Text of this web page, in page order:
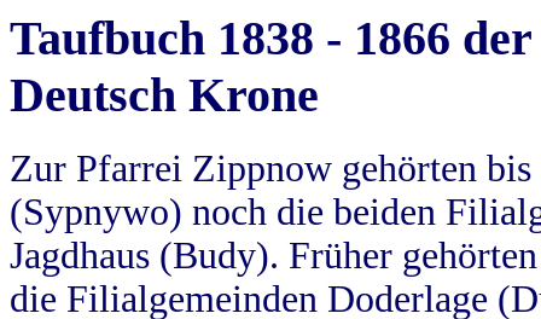
Taufbuch 1838 - 1866
Deutsch Krone
Zur Pfarrei Zippnow gehörten
(Sypnywo) noch die beiden
Jagdhaus (Budy). Früher
die Filialgemeinden Doderlage